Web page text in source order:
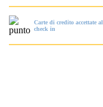
Carte di credito accettate al
check in